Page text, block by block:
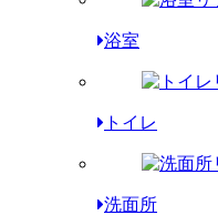
浴室
トイレ
洗面所